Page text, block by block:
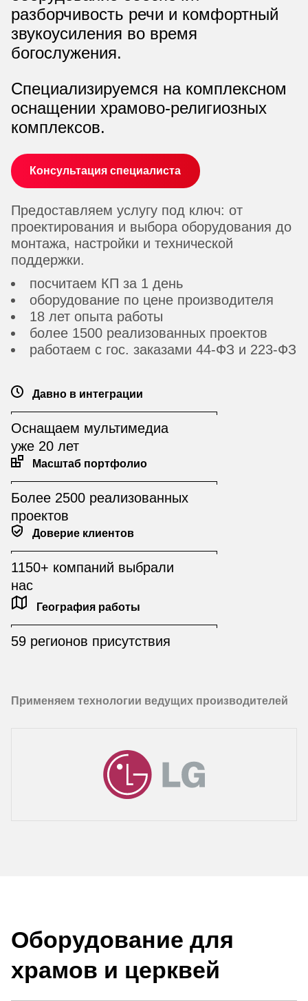
разборчивость речи и комфортный
звукоусиления во время
богослужения.
Специализируемся на комплексном
оснащении храмово-религиозных
комплексов.
Консультация специалиста
Предоставляем услугу под ключ: от
проектирования и выбора оборудования до
монтажа, настройки и технической
поддержки.
посчитаем КП за 1 день
оборудование по цене производителя
18 лет опыта работы
более 1500 реализованных проектов
работаем с гос. заказами 44-ФЗ и 223-ФЗ
Давно в интеграции
Оснащаем мультимедиа
уже 20 лет
Масштаб портфолио
Более 2500 реализованных
проектов
Доверие клиентов
1150+ компаний выбрали
нас
География работы
59 регионов присутствия
Применяем технологии ведущих производителей
Оборудование для
храмов и церквей